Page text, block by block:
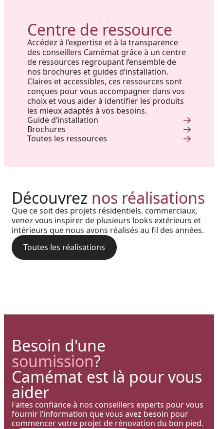
Centre de ressource
Accédez à l’expertise et à la transparence
des conseillers Camémat grâce à un centre
de ressources regroupant l’ensemble de
nos brochures et guides d’installation.
Claires et accessibles, ces ressources sont
conçues pour vous accompagner dans vos
choix et vous aider à identifier les produits
les mieux adaptés à vos besoins.
Guide d’installation
Brochures
Toutes les ressources
Découvrez nos réalisations
Que ce soit des projets résidentiels, commerciaux,
venez vous inspirer de plusieurs looks extérieurs et
intérieurs que nous avons réalisés au fil des années.
Toutes les réalisations
Entrée résidentielle élégante à
Rivière-du-Loup. Colonne
architecturale et détails sur
mesure
Réalisation au Nouveau-
Brunswick : Charme côtier et
durabilité absolue avec nos
rampes et colonnes en PVC
Harmonie, prestige et précision
: quand chaque détail
architectural prend vie grâce à
nos solutions haut de gamme
Besoin d'une
soumission?
Camémat est là pour vous
aider
Faites confiance à nos conseillers experts pour vous
fournir l’information que vous avez besoin pour
commencer votre projet de rénovation du bon pied.